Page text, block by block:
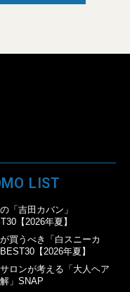
LIST
「吉田カバン」
【2026年夏】
買うべき「白スニーカ
【2026年夏】
ロンが考える「大人ヘア
」SNAP